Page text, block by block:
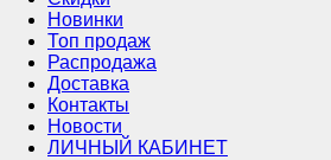
Новинки
Топ продаж
Распродажа
Доставка
Контакты
Новости
ЛИЧНЫЙ КАБИНЕТ